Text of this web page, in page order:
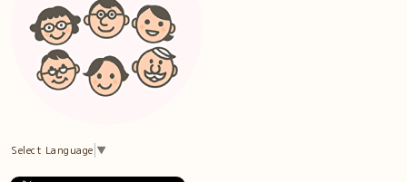
Select Language ▼